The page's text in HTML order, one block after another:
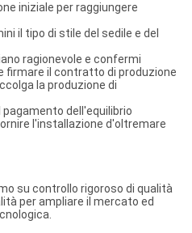
iniziale per raggiungere
il tipo di stile del sedile e del
ragionevole e confermi
firmare il contratto di produzione
la produzione di
pagamento dell'equilibrio
l'installazione d'oltremare
su controllo rigoroso di qualità
per ampliare il mercato ed